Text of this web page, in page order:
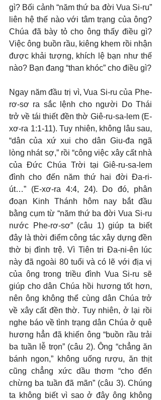
gì? Bối cảnh “năm thứ ba đời Vua Si-ru”
liên hệ thế nào với tâm trạng của ông?
Chúa đã bày tỏ cho ông thấy điều gì?
Việc ông buồn rầu, kiêng khem rồi nhận
được khải tượng, khích lệ bạn như thế
nào? Bạn đang “than khóc” cho điều gì?
Ngay năm đầu trị vì, Vua Si-ru của Phe-
rơ-sơ ra sắc lệnh cho người Do Thái
trở về tái thiết đền thờ Giê-ru-sa-lem (E-
xơ-ra 1:1-11). Tuy nhiên, không lâu sau,
“dân của xứ xui cho dân Giu-đa ngã
lòng nhát sợ,” rồi “công việc xây cất nhà
của Đức Chúa Trời tại Giê-ru-sa-lem
đình cho đến năm thứ hai đời Đa-ri-
út…” (E-xơ-ra 4:4, 24). Do đó, phân
đoạn Kinh Thánh hôm nay bắt đầu
bằng cụm từ “năm thứ ba đời Vua Si-ru
nước Phe-rơ-sơ” (câu 1) giúp ta biết
đây là thời điểm công tác xây dựng đền
thờ bị đình trệ. Vì Tiên tri Đa-ni-ên lúc
này đã ngoài 80 tuổi và có lẽ với địa vị
của ông trong triều đình Vua Si-ru sẽ
giúp cho dân Chúa hồi hương tốt hơn,
nên ông không thể cùng dân Chúa trở
về xây cất đền thờ. Tuy nhiên, ở lại rồi
nghe báo về tình trạng dân Chúa ở quê
hương hẳn đã khiến ông “buồn rầu trải
ba tuần lễ trọn” (câu 2). Ông “chẳng ăn
bánh ngon,” không uống rượu, ăn thịt
cũng chẳng xức dầu thơm “cho đến
chừng ba tuần đã mãn” (câu 3). Chúng
ta không biết vì sao ở đây ông không